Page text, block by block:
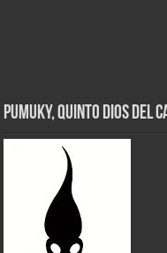
Pumuky, Quinto Dios del